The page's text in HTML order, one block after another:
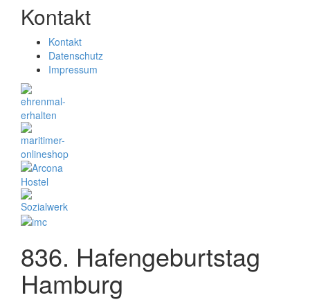
Kontakt
Kontakt
Datenschutz
Impressum
836. Hafengeburtstag
Hamburg